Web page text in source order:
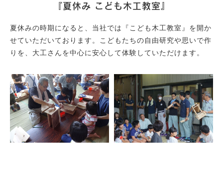
『夏休み こども木工教室』
夏休みの時期になると、当社では『こども木工教室』を開か
せていただいております。こどもたちの自由研究や思いで作
りを、大工さんを中心に安心して体験していただけます。